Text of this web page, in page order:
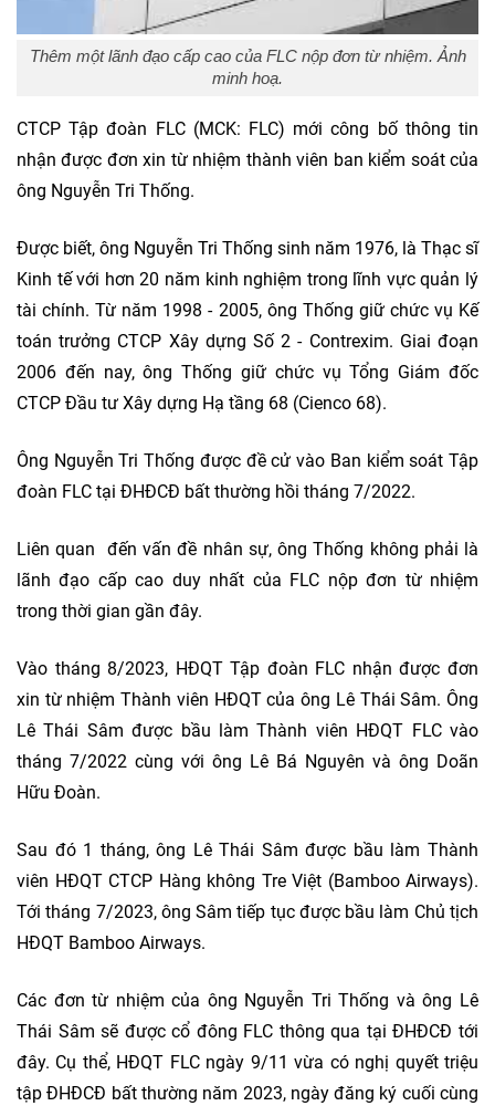
Thêm một lãnh đạo cấp cao của FLC nộp đơn từ nhiệm. Ảnh
minh hoạ.
CTCP Tập đoàn FLC (MCK: FLC) mới công bố thông tin
nhận được đơn xin từ nhiệm thành viên ban kiểm soát của
ông Nguyễn Tri Thống.
Được biết, ông Nguyễn Tri Thống sinh năm 1976, là Thạc sĩ
Kinh tế với hơn 20 năm kinh nghiệm trong lĩnh vực quản lý
tài chính. Từ năm 1998 - 2005, ông Thống giữ chức vụ Kế
toán trưởng CTCP Xây dựng Số 2 - Contrexim. Giai đoạn
2006 đến nay, ông Thống giữ chức vụ Tổng Giám đốc
CTCP Đầu tư Xây dựng Hạ tầng 68 (Cienco 68).
Ông Nguyễn Tri Thống được đề cử vào Ban kiểm soát Tập
đoàn FLC tại ĐHĐCĐ bất thường hồi tháng 7/2022.
Liên quan đến vấn đề nhân sự, ông Thống không phải là
lãnh đạo cấp cao duy nhất của FLC nộp đơn từ nhiệm
trong thời gian gần đây.
Vào tháng 8/2023, HĐQT Tập đoàn FLC nhận được đơn
xin từ nhiệm Thành viên HĐQT của ông Lê Thái Sâm. Ông
Lê Thái Sâm được bầu làm Thành viên HĐQT FLC vào
tháng 7/2022 cùng với ông Lê Bá Nguyên và ông Doãn
Hữu Đoàn.
Sau đó 1 tháng, ông Lê Thái Sâm được bầu làm Thành
viên HĐQT CTCP Hàng không Tre Việt (Bamboo Airways).
Tới tháng 7/2023, ông Sâm tiếp tục được bầu làm Chủ tịch
HĐQT Bamboo Airways.
Các đơn từ nhiệm của ông Nguyễn Tri Thống và ông Lê
Thái Sâm sẽ được cổ đông FLC thông qua tại ĐHĐCĐ tới
đây. Cụ thể, HĐQT FLC ngày 9/11 vừa có nghị quyết triệu
tập ĐHĐCĐ bất thường năm 2023, ngày đăng ký cuối cùng